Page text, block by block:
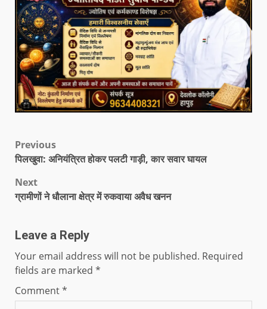
Previous
पिलखुवा: अनियंत्रित होकर पलटी गाड़ी, कार सवार घायल
Next
ग्रामीणों ने धौलाना क्षेत्र में रुकवाया अवैध खनन
Leave a Reply
Your email address will not be published. Required
fields are marked *
Comment*